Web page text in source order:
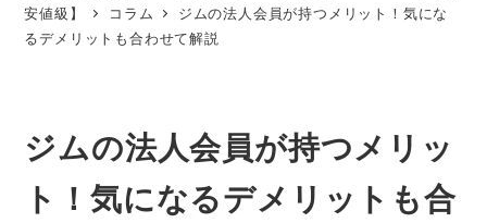
安値級】
コラム
ジムの法人会員が持つメリット！気にな
るデメリットも合わせて解説
ジムの法人会員が持つメリッ
ト！気になるデメリットも合